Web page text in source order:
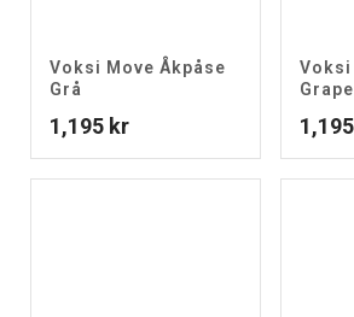
Voksi Move Åkpåse
Grå
1,195 kr
Voksi
Grape
1,195